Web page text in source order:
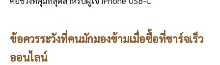
ข้อควรระวังที่คนมักมองข้ามเมื่อซื้อที่ชาร์จเร็ว
ออนไลน์